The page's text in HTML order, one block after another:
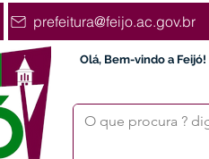
prefeitura@feijo.ac.gov.br
Olá, Bem-vindo a Feijó!